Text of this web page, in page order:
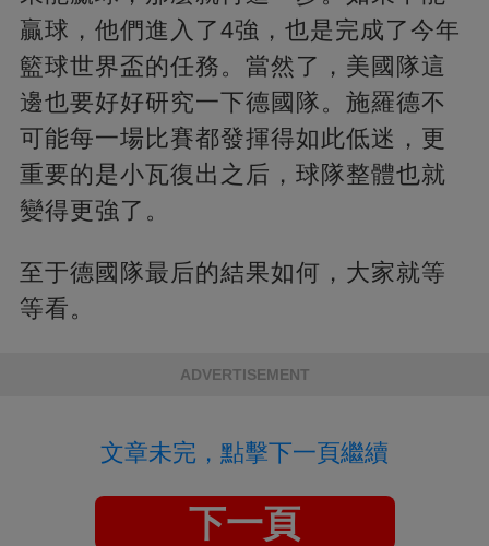
贏球，他們進入了4強，也是完成了今年
籃球世界盃的任務。當然了，美國隊這
邊也要好好研究一下德國隊。施羅德不
可能每一場比賽都發揮得如此低迷，更
重要的是小瓦復出之后，球隊整體也就
變得更強了。
至于德國隊最后的結果如何，大家就等
等看。
ADVERTISEMENT
文章未完，點擊下一頁繼續
下一頁